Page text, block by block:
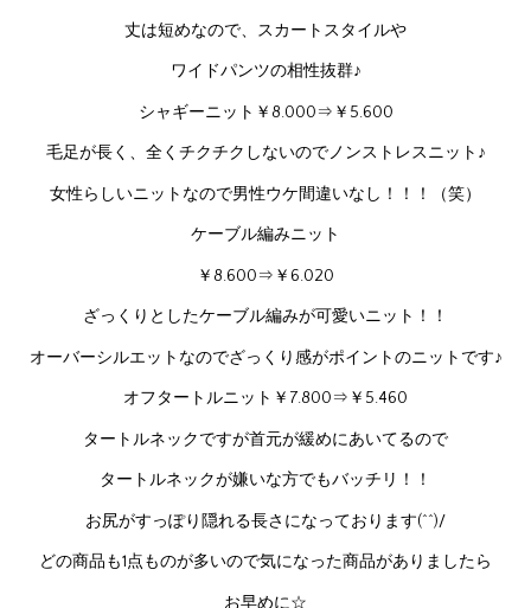
丈は短めなので、スカートスタイルや
ワイドパンツの相性抜群♪
シャギーニット￥8.000⇒￥5.600
毛足が長く、全くチクチクしないのでノンストレスニット♪
女性らしいニットなので男性ウケ間違いなし！！！（笑）
ケーブル編みニット
￥8.600⇒￥6.020
ざっくりとしたケーブル編みが可愛いニット！！
オーバーシルエットなのでざっくり感がポイントのニットです♪
オフタートルニット￥7.800⇒￥5.460
タートルネックですが首元が緩めにあいてるので
タートルネックが嫌いな方でもバッチリ！！
お尻がすっぽり隠れる長さになっております(^^)/
どの商品も1点ものが多いので気になった商品がありましたら
お早めに☆